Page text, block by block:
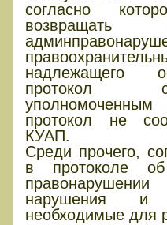
согласно
надлежащего
протокол
протокол не
КУАП.
Среди прочего,
в протоколе об
нарушения и
необходимые для